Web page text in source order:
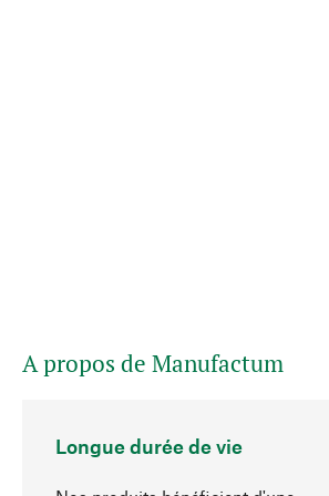
A propos de Manufactum
Longue durée de vie